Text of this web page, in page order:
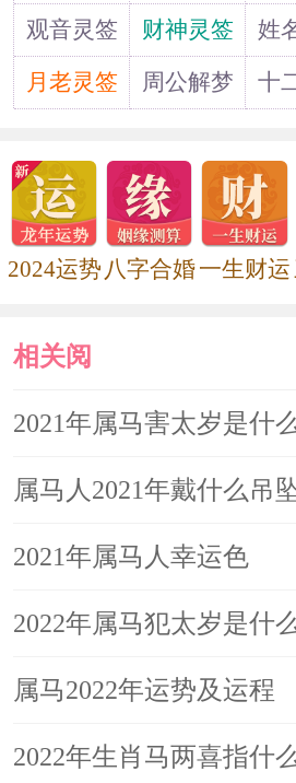
转运珠可以帮助她们改
不管是挂在脖子上还是
可以起到不错的效果。
这些开运物使得自己在
诸事顺利。
属马2022年运势及
马在2022年犯太岁
2021年属马害太岁
观音灵签
财神灵签 姓
月老灵签
周公解梦 十
2024运势 八字合婚一生财运
相关阅
读
2021年属马害太岁是什
解
属马人2021年戴什么吊
2021年属马人幸运色
2022年属马犯太岁是什
解
属马2022年运势及运程
2022年生肖马两喜指什